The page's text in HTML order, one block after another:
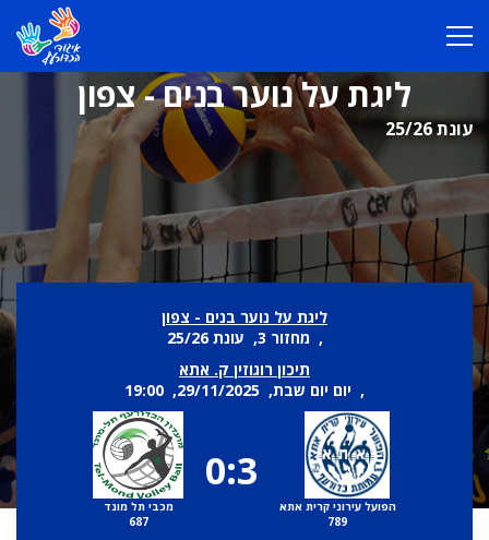
ליגת על נוער בנים - צפון
עונת 25/26
ליגת על נוער בנים - צפון
, מחזור 3, עונת 25/26
תיכון רוגוזין ק. אתא
, יום יום שבת, 29/11/2025, 19:00
הפועל עירוני קרית אתא
789
0:3
מכבי תל מונד
687